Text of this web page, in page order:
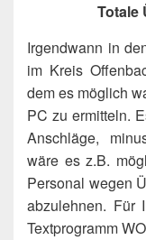
Totale
Irgendwann in
im Kreis
dem es möglich
PC zu ermitteln.
Anschläge,
wäre es z.B.
Personal wegen
abzulehnen. Für
Textprogramm